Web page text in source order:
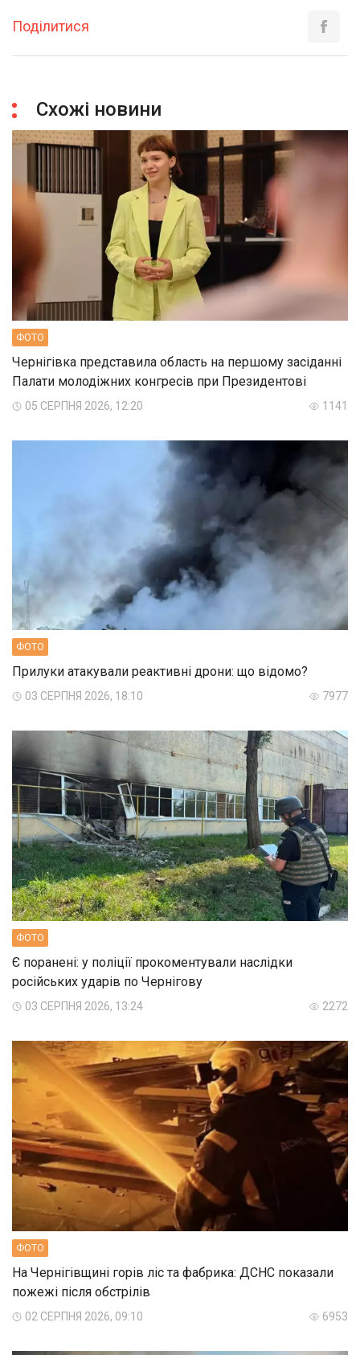
Поділитися
Схожі новини
ФОТО
Чернігівка представила область на першому засіданні
Палати молодіжних конгресів при Президентові
05 СЕРПНЯ 2026, 12:20 1141
ФОТО
Прилуки атакували реактивні дрони: що відомо?
03 СЕРПНЯ 2026, 18:10 7977
ФОТО
Є поранені: у поліції прокоментували наслідки
російських ударів по Чернігову
03 СЕРПНЯ 2026, 13:24 2272
ФОТО
На Чернігівщині горів ліс та фабрика: ДСНС показали
пожежі після обстрілів
02 СЕРПНЯ 2026, 09:10 6953